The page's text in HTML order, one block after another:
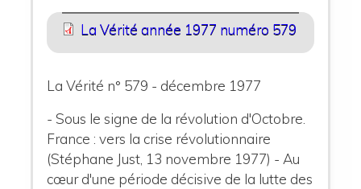
La Vérité année 1977 numéro 579
La Vérité n° 579 - décembre 1977
- Sous le signe de la révolution d'Octobre.
France : vers la crise révolutionnaire
(Stéphane Just, 13 novembre 1977) - Au
cœur d'une période décisive de la lutte des